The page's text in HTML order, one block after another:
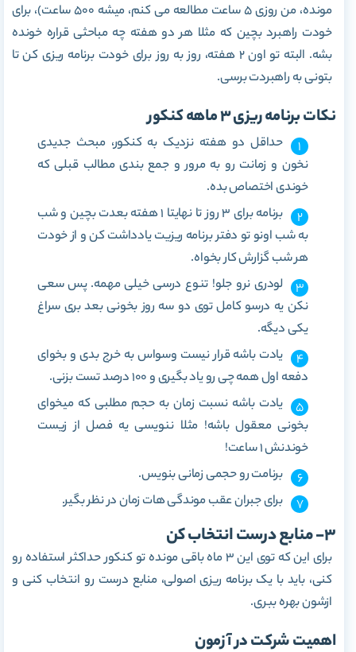
مونده، من روزی 5 ساعت مطالعه می کنم، میشه 500 ساعت)، برای
خودت راهبرد بچین که مثلا هر دو هفته چه مباحثی قراره خونده
بشه. البته تو اون 2 هفته، روز به روز برای خودت برنامه ریزی کن تا
بتونی به راهبردت برسی.
نکات برنامه ریزی 3 ماهه کنکور
حداقل دو هفته نزدیک به کنکور، مبحث جدیدی
نخون و زمانت رو به مرور و جمع بندی مطالب قبلی که
خوندی اختصاص بده.
برنامه برای 3 روز تا نهایتا 1 هفته بعدت بچین و شب
به شب اونو تو دفتر برنامه ریزیت یادداشت کن و از خودت
هر شب گزارش کار بخواه.
لودری نرو جلو! تنوع درسی خیلی مهمه. پس سعی
نکن یه درسو کامل توی دو سه روز بخونی بعد بری سراغ
یکی دیگه.
یادت باشه قرار نیست وسواس به خرج بدی و بخوای
دفعه اول همه چی رو یاد بگیری و 100 درصد تست بزنی.
یادت باشه نسبت زمان به حجم مطلبی که میخوای
بخونی معقول باشه! مثلا ننویسی یه فصل از زیست
خوندنش 1 ساعت!
برنامت رو حجمی زمانی بنویس.
برای جبران عقب موندگی هات زمان در نظر بگیر.
3- منابع درست انتخاب کن
برای این که توی این 3 ماه باقی مونده تو کنکور حداکثر استفاده رو
کنی، باید با یک برنامه ریزی اصولی، منابع درست رو انتخاب کنی و
ازشون بهره ببری.
اهمیت شرکت در آزمون